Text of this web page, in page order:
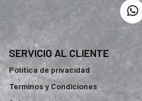
SERVICIO AL CLIENTE
Política de privacidad
Terminos y Condiciones